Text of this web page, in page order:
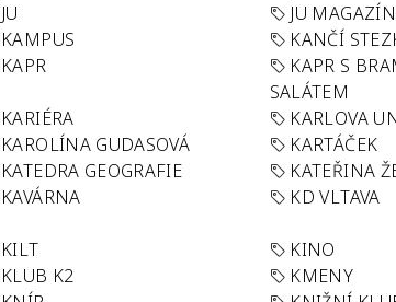
JU
JU MAGAZÍN
KAMPUS
KANČÍ
KAPR
KAPR S
SALÁTEM
KARIÉRA KARLOVA
KAROLÍNA GUDASOVÁ
KARTÁČEK
KATEDRA GEOGRAFIE
KATEŘINA
KAVÁRNA
KD VLTAVA
KILT KINO
KLUB K2
KMENY